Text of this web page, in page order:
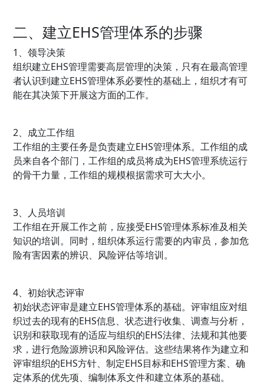
二、建立EHS管理体系的步骤
1、领导决策
组织建立EHS管理需要高层管理的决策，只有在最高管理
者认识到建立EHS管理体系必要性的基础上，组织才有可
能在其决策下开展这方面的工作。
2、成立工作组
工作组的主要任务是负责建立EHS管理体系。工作组的成
员来自各个部门，工作组的成员将成为EHS管理系统运行
的骨干力量，工作组的规模根据需求可大大小。
3、人员培训
工作组在开展工作之前，应接受EHS管理体系标准及相关
知识的培训。同时，组织体系运行需要的内审员，参加危
险有害因素的辨识、风险评估等培训。
4、初始状态评审
初始状态评审是建立EHS管理体系的基础。评审组应对组
织过去的现有的EHS信息、状态进行收集、调查与分析，
识别和获取现有的适应与组织的EHS法律、法规和其他要
求，进行危险源辨识和风险评估。这些结果将作为建立和
评审组织的EHS方针、制定EHS目标和EHS管理方案、确
定体系的优先项、编制体系文件和建立体系的基础。